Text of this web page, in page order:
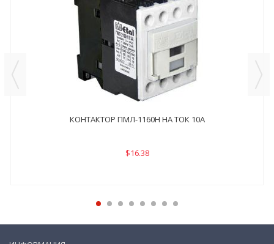
КОНТАКТОР ПМЛ-1160Н НА ТОК 10А
$16.38